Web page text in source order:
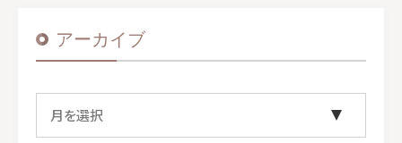
アーカイブ